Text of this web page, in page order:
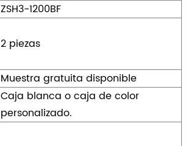
ZSH3-1200BF
2 piezas
Muestra gratuita disponible
Caja blanca o caja de color
personalizado.